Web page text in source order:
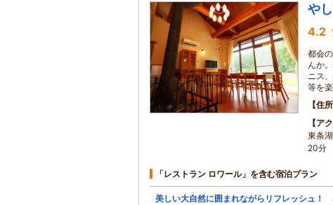
や
4.2
都会
んか
ニス
等を
住所
ア
東条
20分
「レストラン ロワール」を含む宿泊プラン
美しい大自然に囲まれながらリフレッシュ！